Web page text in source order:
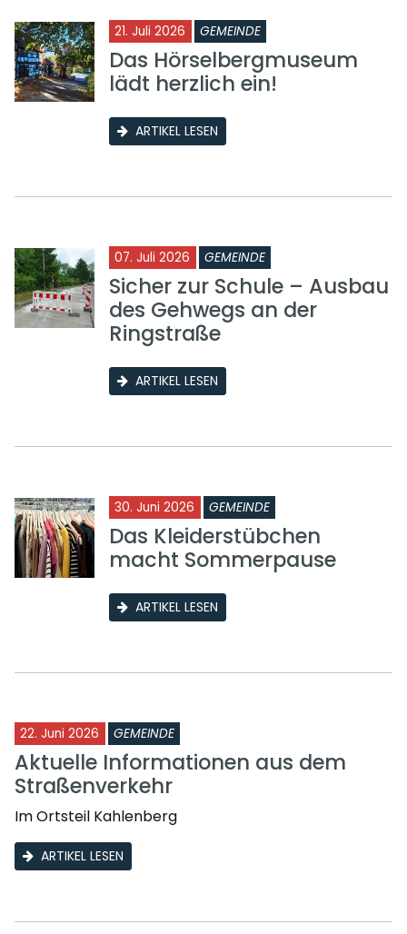
21. Juli 2026 GEMEINDE
Das Hörselbergmuseum
lädt herzlich ein!
ARTIKEL LESEN
07. Juli 2026 GEMEINDE
Sicher zur Schule – Ausbau
des Gehwegs an der
Ringstraße
ARTIKEL LESEN
30. Juni 2026 GEMEINDE
Das Kleiderstübchen
macht Sommerpause
ARTIKEL LESEN
22. Juni 2026 GEMEINDE
Aktuelle Informationen aus dem
Straßenverkehr
Im Ortsteil Kahlenberg
ARTIKEL LESEN